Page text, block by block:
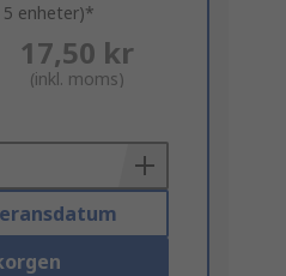
5 enheter)*
17,50 kr
(inkl. moms)